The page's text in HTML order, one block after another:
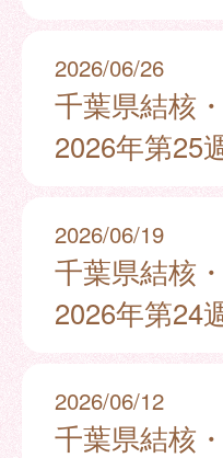
2026/06/26
千葉県結核
2026年第25
2026/06/19
千葉県結核
2026年第24
2026/06/12
千葉県結核